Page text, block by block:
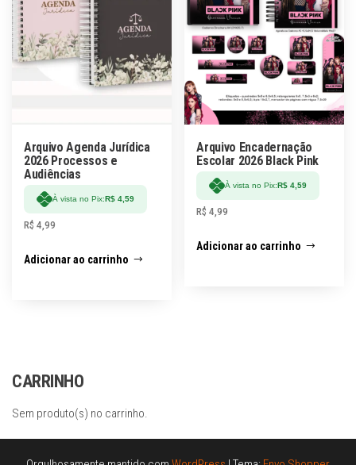
Arquivo Agenda Jurídica
2026 Processos e
Audiências
À vista no Pix:R$ 4,59
R$ 4,99
Adicionar ao carrinho
Arquivo Encadernação
Escolar 2026 Black Pink
À vista no Pix:R$ 4,59
R$ 4,99
Adicionar ao carrinho
CARRINHO
Sem produto(s) no carrinho.